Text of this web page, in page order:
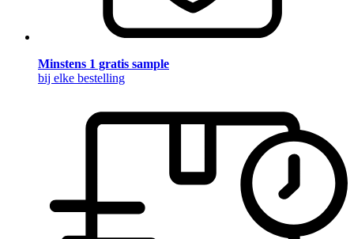
Minstens 1 gratis sample
bij elke bestelling